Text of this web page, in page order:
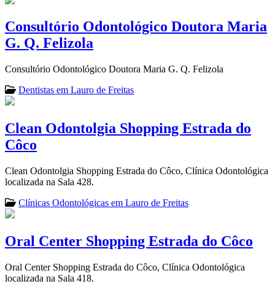
Consultório Odontológico Doutora Maria
G. Q. Felizola
Consultório Odontológico Doutora Maria G. Q. Felizola
Dentistas em Lauro de Freitas
Clean Odontolgia Shopping Estrada do
Côco
Clean Odontolgia Shopping Estrada do Côco, Clínica Odontológica
localizada na Sala 428.
Clínicas Odontológicas em Lauro de Freitas
Oral Center Shopping Estrada do Côco
Oral Center Shopping Estrada do Côco, Clínica Odontológica
localizada na Sala 418.